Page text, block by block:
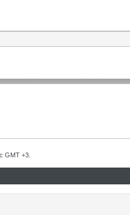
GMT +3.